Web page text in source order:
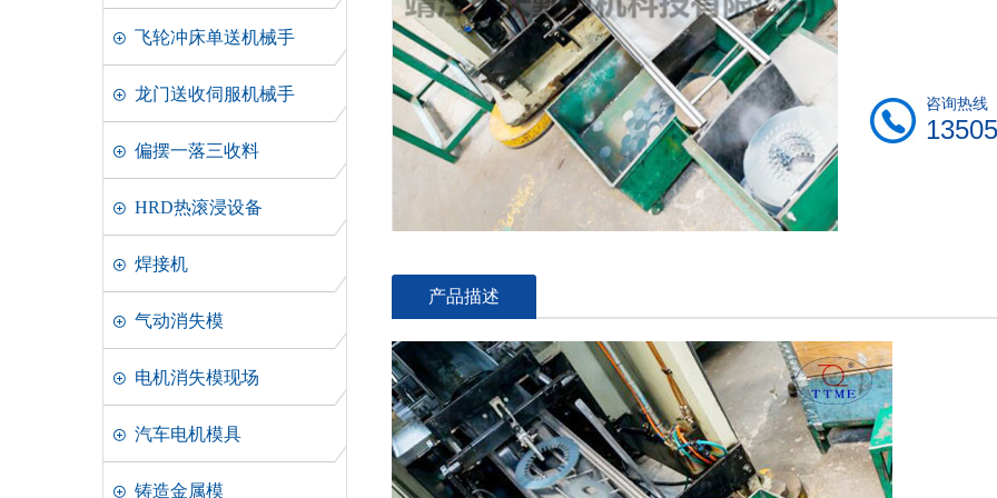
飞轮冲床单送机械手
龙门送收伺服机械手
偏摆一落三收料
HRD热滚浸设备
焊接机
气动消失模
电机消失模现场
汽车电机模具
铸造金属模
咨询热线
产品描述